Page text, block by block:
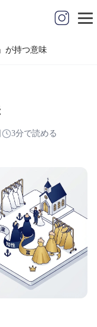
が持つ意味
3分で読める